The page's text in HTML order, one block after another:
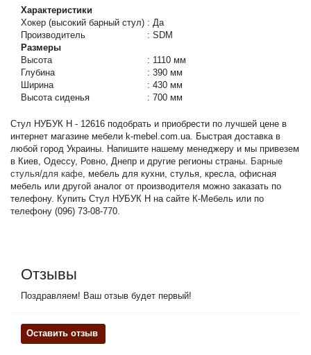
Характеристики
Хокер (высокий барный стул) : Да
Производитель
: SDM
Размеры
Высота
: 1110 мм
Глубина
: 390 мм
Ширина
: 430 мм
Высота сиденья
: 700 мм
Стул НУБУК Н - 12616 подобрать и приобрести по лучшей цене в
интернет магазине мебели k-mebel.com.ua. Быстрая доставка в
любой город Украины. Напишите нашему менеджеру и мы привезем
в Киев, Одессу, Ровно, Днепр и другие регионы страны. Барные
стулья/для кафе, мебель для кухни, стулья, кресла, офисная
мебель или другой аналог от производителя можно заказать по
телефону. Купить Стул НУБУК Н на сайте К-Мебель или по
телефону (096) 73-08-770.
Отзывы
Поздравляем! Ваш отзыв будет первый!
Оставить отзыв